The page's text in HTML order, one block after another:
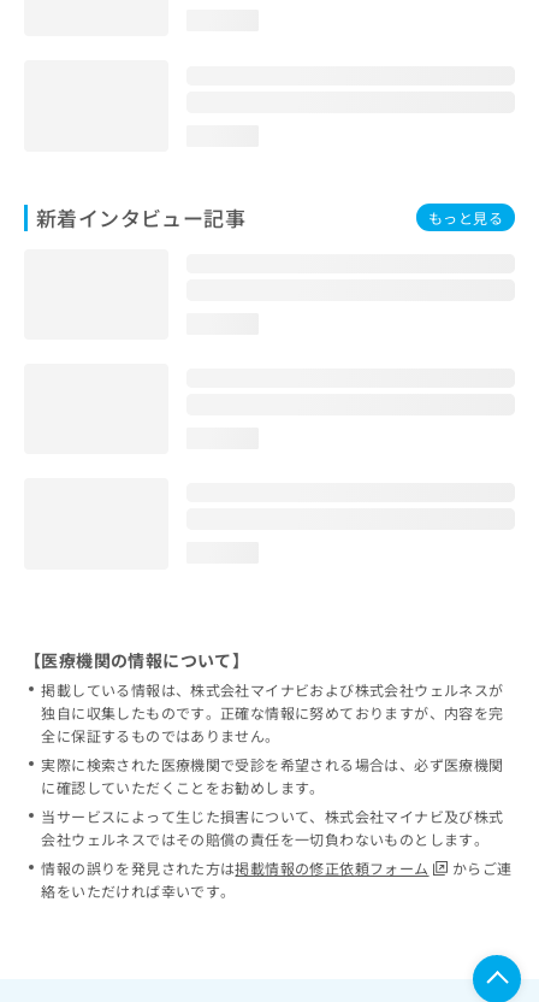
新着インタビュー記事 もっと見る
【医療機関の情報について】
掲載している情報は、株式会社マイナビおよび株式会社ウェルネスが
独自に収集したものです。正確な情報に努めておりますが、内容を完
全に保証するものではありません。
実際に検索された医療機関で受診を希望される場合は、必ず医療機関
に確認していただくことをお勧めします。
当サービスによって生じた損害について、株式会社マイナビ及び株式
会社ウェルネスではその賠償の責任を一切負わないものとします。
情報の誤りを発見された方は掲載情報の修正依頼フォーム
からご連
絡をいただければ幸いです。